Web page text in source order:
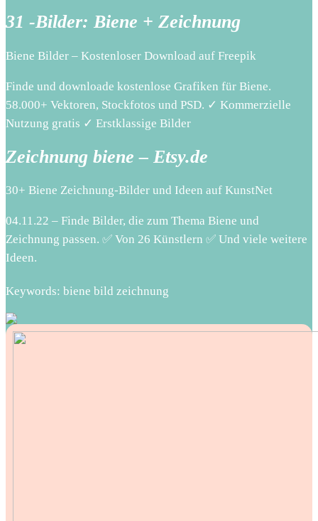
31 -Bilder: Biene + Zeichnung
Biene Bilder – Kostenloser Download auf Freepik
Finde und downloade kostenlose Grafiken für Biene.
58.000+ Vektoren, Stockfotos und PSD. ✓ Kommerzielle
Nutzung gratis ✓ Erstklassige Bilder
Zeichnung biene – Etsy.de
30+ Biene Zeichnung-Bilder und Ideen auf KunstNet
04.11.22 – Finde Bilder, die zum Thema Biene und
Zeichnung passen. ✅ Von 26 Künstlern ✅ Und viele weitere
Ideen.
Keywords: biene bild zeichnung